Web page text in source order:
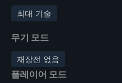
최대 기술
무기 모드
재장전 없음
플레이어 모드